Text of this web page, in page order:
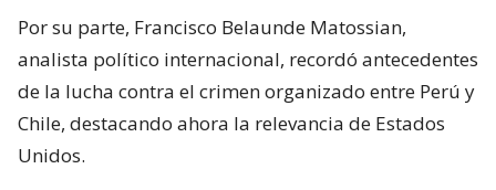
Por su parte, Francisco Belaunde Matossian,
analista político internacional, recordó antecedentes
de la lucha contra el crimen organizado entre Perú y
Chile, destacando ahora la relevancia de Estados
Unidos.